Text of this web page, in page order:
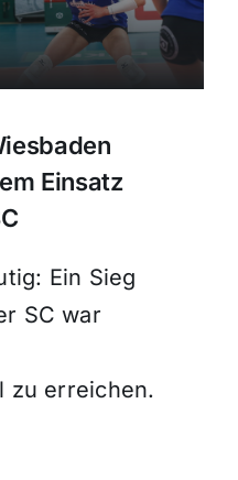
Einsatz
Ein Sieg
SC war
zu erreichen.